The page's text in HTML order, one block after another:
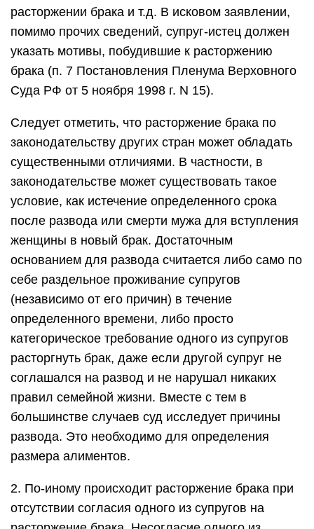
расторжении брака и т.д. В исковом заявлении,
помимо прочих сведений, супруг-истец должен
указать мотивы, побудившие к расторжению
брака (п. 7 Постановления Пленума Верховного
Суда РФ от 5 ноября 1998 г. N 15).
Следует отметить, что расторжение брака по
законодательству других стран может обладать
существенными отличиями. В частности, в
законодательстве может существовать такое
условие, как истечение определенного срока
после развода или смерти мужа для вступления
женщины в новый брак. Достаточным
основанием для развода считается либо само по
себе раздельное проживание супругов
(независимо от его причин) в течение
определенного времени, либо просто
категорическое требование одного из супругов
расторгнуть брак, даже если другой супруг не
соглашался на развод и не нарушал никаких
правил семейной жизни. Вместе с тем в
большинстве случаев суд исследует причины
развода. Это необходимо для определения
размера алиментов.
2. По-иному происходит расторжение брака при
отсутствии согласия одного из супругов на